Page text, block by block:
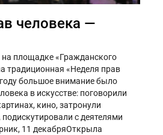
человека —
на площадке «Гражданского
традиционная «Неделя прав
большое внимание было
в искусстве: поговорили
кино, затронули
с деятелями
11 декабряОткрыла